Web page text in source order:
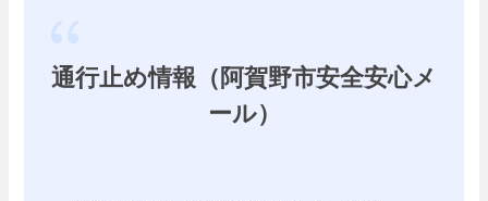
通行止め情報（阿賀野市安全安心メ
ール）